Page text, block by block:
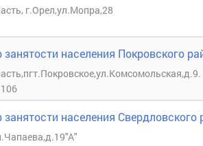
г.Орел,ул.Мопра,28
населения Покровского
населения Свердловского